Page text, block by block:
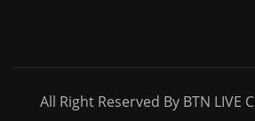
All Right Reserved By BTN LIVE